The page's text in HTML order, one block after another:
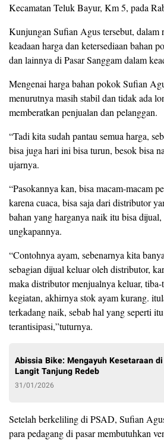
Kecamatan Teluk Bayur, Km 5, pada
Kunjungan Sufian Agus tersebut, dalam
keadaan harga dan ketersediaan bahan
dan lainnya di Pasar Sanggam dalam
Mengenai harga bahan pokok Sufian
menurutnya masih stabil dan tidak ada
memberatkan penjualan dan pelanggan.
“Tadi kita sudah pantau semua harga,
bisa juga hari ini bisa turun, besok bisa
ujarnya.
“Pasokannya kan, bisa macam-macam
karena cuaca, bisa saja dari distributor
bahan yang harganya naik itu bisa
ungkapannya.
“Contohnya ayam, sebenarnya kita
sebagian dijual keluar oleh distributor,
maka distributor menjualnya keluar, tiba-
kegiatan, akhirnya stok ayam kurang.
terkadang naik, sebab hal yang seperti
terantisipasi,”tuturnya.
Abissia Bike: Mengayuh Kesetaraan
Langit Tanjung Redeb
31/01/2026
Setelah berkeliling di PSAD, Sufian
para pedagang di pasar membutuhkan